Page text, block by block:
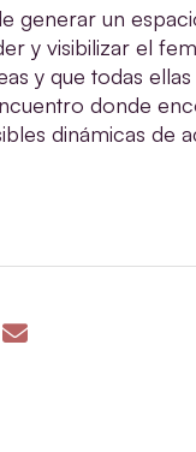
generar un
y visibilizar el
y que todas
donde
dinámicas de